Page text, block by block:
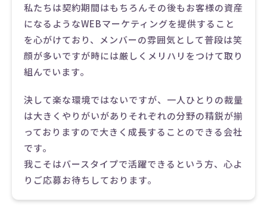
私たちは契約期間はもちろんその後もお客様の資産
になるようなWEBマーケティングを提供すること
を心がけており、メンバーの雰囲気として普段は笑
顔が多いですが時には厳しくメリハリをつけて取り
組んでいます。
決して楽な環境ではないですが、一人ひとりの裁量
は大きくやりがいがありそれぞれの分野の精鋭が揃
っておりますので大きく成長することのできる会社
です。
我こそはバースタイプで活躍できるという方、心よ
りご応募お待ちしております。